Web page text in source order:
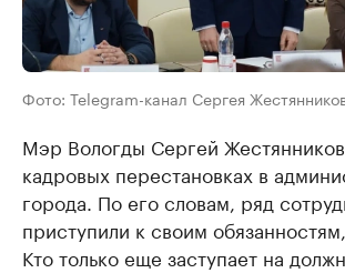
Фото: Telegram-канал Сергея
Мэр Вологды Сергей
кадровых перестановках в
города. По его словам, ряд
приступили к своим
Кто только еще заступает на